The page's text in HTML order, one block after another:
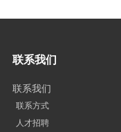
联系我们
联系我们
联系方式
人才招聘